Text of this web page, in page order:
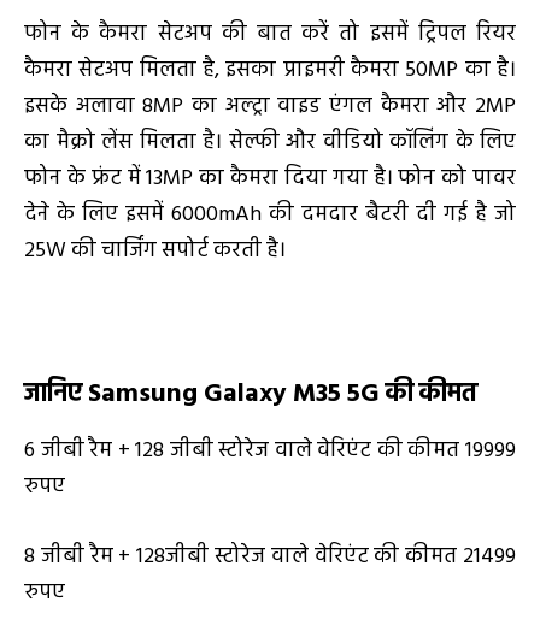
फोन के कैमरा सेटअप की बात करें तो इसमें ट्रिपल रियर
कैमरा सेटअप मिलता है, इसका प्राइमरी कैमरा 50MP का है।
इसके अलावा 8MP का अल्ट्रा वाइड एंगल कैमरा और 2MP
का मैक्रो लेंस मिलता है। सेल्फी और वीडियो कॉलिंग के लिए
फोन के फ्रंट में 13MP का कैमरा दिया गया है। फोन को पावर
देने के लिए इसमें 6000mAh की दमदार बैटरी दी गई है जो
25W की चार्जिंग सपोर्ट करती है।
जानिएSamsung Galaxy M35 5Gकी कीमत
6 जीबी रैम + 128 जीबी स्टोरेज वाले वेरिएंट की कीमत 19999
रुपए
8 जीबी रैम + 128जीबी स्टोरेज वाले वेरिएंट की कीमत 21499
रुपए